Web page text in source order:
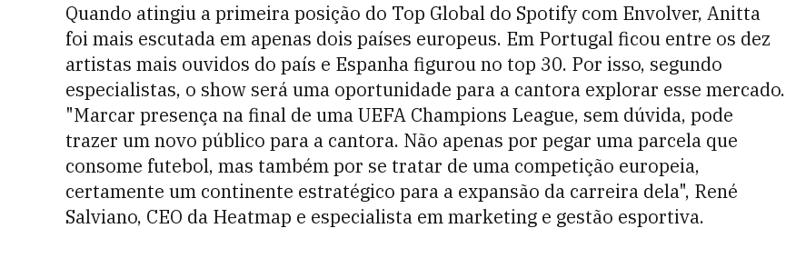
Quando atingiu a primeira posição do Top Global do Spotify com Envolver, Anitta
foi mais escutada em apenas dois países europeus. Em Portugal ficou entre os dez
artistas mais ouvidos do país e Espanha figurou no top 30. Por isso, segundo
especialistas, o show será uma oportunidade para a cantora explorar esse mercado.
"Marcar presença na final de uma UEFA Champions League, sem dúvida, pode
trazer um novo público para a cantora. Não apenas por pegar uma parcela que
consome futebol, mas também por se tratar de uma competição europeia,
certamente um continente estratégico para a expansão da carreira dela", René
Salviano, CEO da Heatmap e especialista em marketing e gestão esportiva.